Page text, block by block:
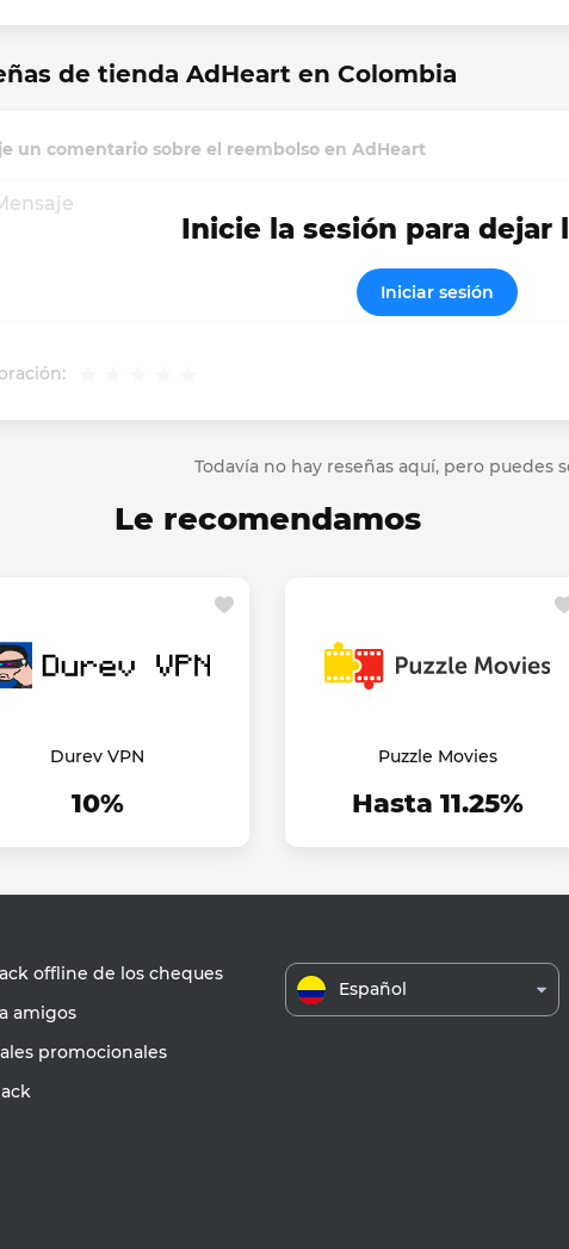
de tienda AdHeart en Colombia
un comentario sobre el reembolso en AdHeart
Inicie la sesión para dejar
Iniciar sesión
Todavía no hay reseñas aquí, pero puedes
Le recomendamos
Durev VPN
10%
Puzzle Movies
Hasta 11.25%
offline de los cheques
amigos
promocionales
Español